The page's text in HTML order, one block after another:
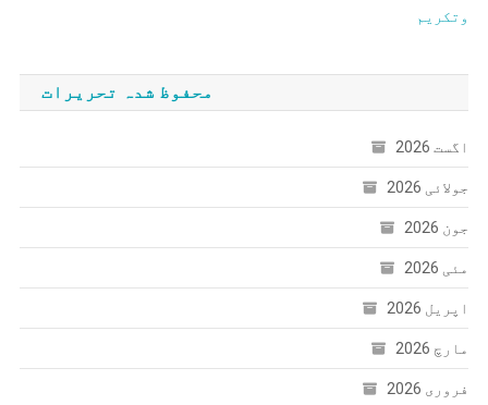
وتکریم
محفوظ شدہ تحریرات
اگست 2026
جولائی 2026
جون 2026
مئی 2026
اپریل 2026
مارچ 2026
فروری 2026